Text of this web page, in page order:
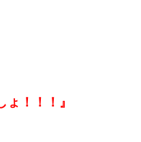
ょ！！！』